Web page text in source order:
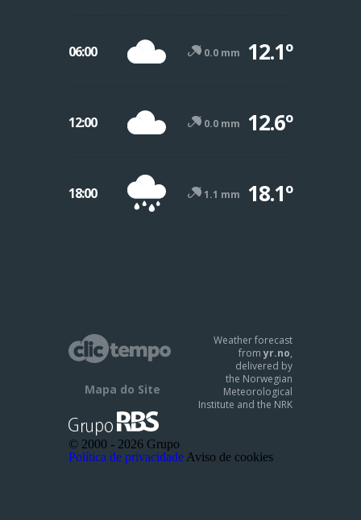
06:00 0.0 mm 12.1º
12:00 0.0 mm 12.6º
18:00 1.1 mm 18.1º
Mapa do Site
Weather forecast
fromyr.no,
delivered by
the Norwegian
Meteorological
Institute and the NRK
© 2000 - 2026 Grupo
Política de privacidade Aviso de cookies